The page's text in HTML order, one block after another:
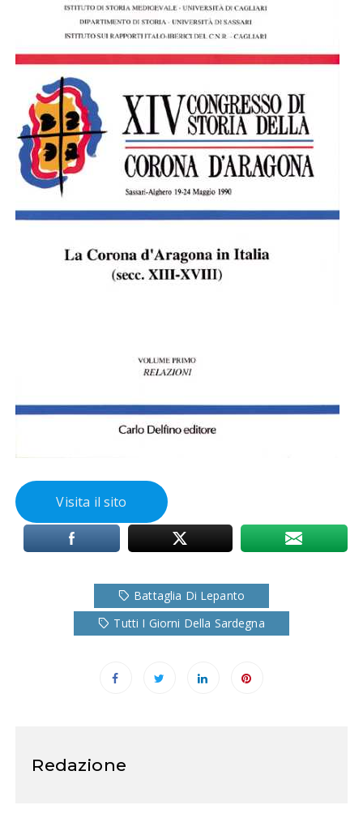
Visita il sito
Battaglia Di Lepanto
Tutti I Giorni Della Sardegna
Redazione